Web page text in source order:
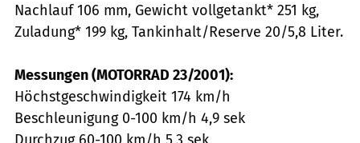
Nachlauf 106 mm, Gewicht vollgetankt* 251 kg,
Zuladung* 199 kg, Tankinhalt/Reserve 20/5,8 Liter.
Messungen (MOTORRAD 23/2001):
Höchstgeschwindigkeit 174 km/h
Beschleunigung 0-100 km/h 4,9 sek